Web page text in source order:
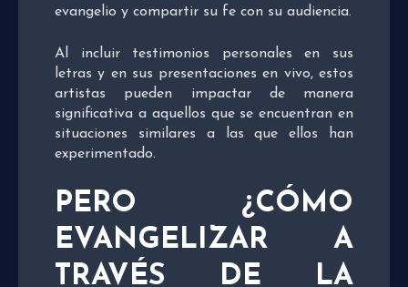
evangelio y compartir su fe con su audiencia.
Al incluir testimonios personales en sus
letras y en sus presentaciones en vivo, estos
artistas pueden impactar de manera
significativa a aquellos que se encuentran en
situaciones similares a las que ellos han
experimentado.
PERO ¿CÓMO
EVANGELIZAR A
TRAVÉS DE LA